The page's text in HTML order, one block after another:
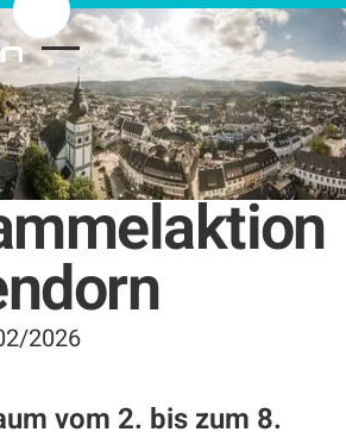
2026
vom 2. bis zum 8.